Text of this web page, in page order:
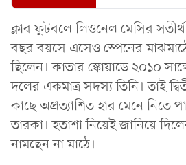
ক্লাব ফুটবলে লিওনেল মেসির
বছর বয়সে এসেও স্পেনের
ছিলেন। কাতার স্কোয়াডে ২০১০
দলের একমাত্র সদস্য তিনি। তাই
কাছে অপ্রত্যাশিত হার মেনে নিতে
তারকা। হতাশা নিয়েই জানিয়ে
নামছেন না মাঠে।